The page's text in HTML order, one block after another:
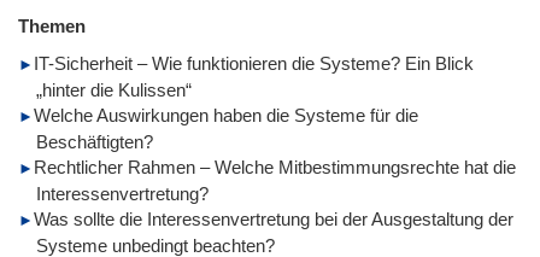
Themen
IT-Sicherheit – Wie funktionieren die Systeme? Ein Blick
„hinter die Kulissen“
Welche Auswirkungen haben die Systeme für die
Beschäftigten?
Rechtlicher Rahmen – Welche Mitbestimmungsrechte hat die
Interessenvertretung?
Was sollte die Interessenvertretung bei der Ausgestaltung der
Systeme unbedingt beachten?